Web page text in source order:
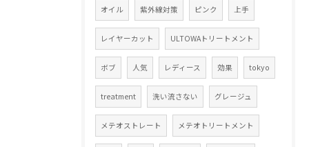
オイル 紫外線対策 ピンク 上手
レイヤーカット ULTOWAトリートメント
ボブ 人気 レディース 効果 tokyo
treatment 洗い流さない グレージュ
メテオストレート メテオトリートメント